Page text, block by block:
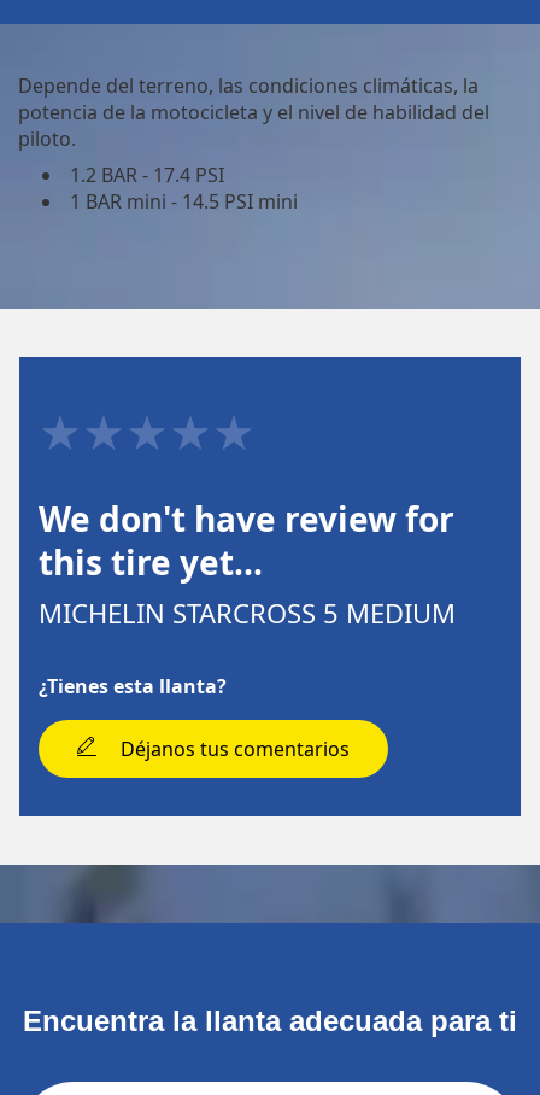
Depende del terreno, las condiciones climáticas, la
potencia de la motocicleta y el nivel de habilidad del
piloto.
1.2 BAR - 17.4 PSI
1 BAR mini - 14.5 PSI mini
★★★★★
We don't have review for
this tire yet…
MICHELIN STARCROSS 5 MEDIUM
¿Tienes esta llanta?
Déjanos tus comentarios
Encuentra la llanta adecuada para ti